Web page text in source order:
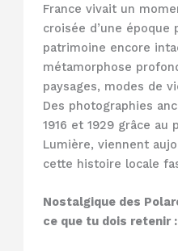
France vivait un
croisée d’une époque
patrimoine encore
métamorphose
paysages, modes de
Des photographies
1916 et 1929 grâce au
Lumière, viennent
cette histoire locale
Nostalgique des
ce que tu dois retenir :